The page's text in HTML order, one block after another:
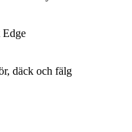
däck och fälg